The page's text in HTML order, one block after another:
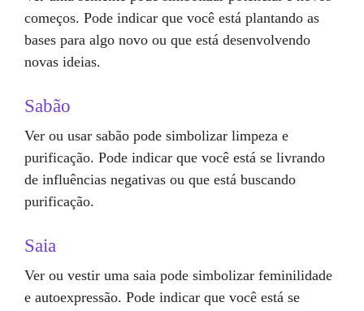
começos. Pode indicar que você está plantando as
bases para algo novo ou que está desenvolvendo
novas ideias.
Sabão
Ver ou usar sabão pode simbolizar limpeza e
purificação. Pode indicar que você está se livrando
de influências negativas ou que está buscando
purificação.
Saia
Ver ou vestir uma saia pode simbolizar feminilidade
e autoexpressão. Pode indicar que você está se